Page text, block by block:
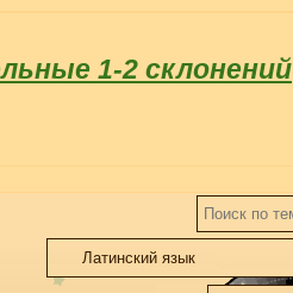
1-2 склонений